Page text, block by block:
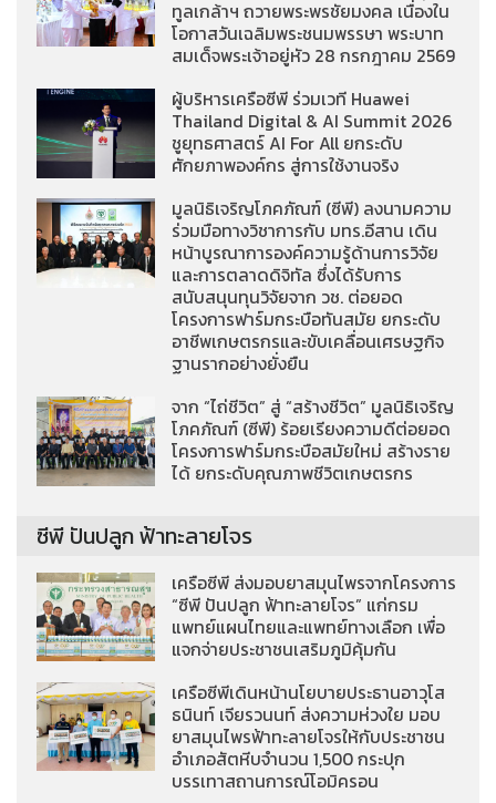
ทูลเกล้าฯ ถวายพระพรชัยมงคล เนื่องใน
โอกาสวันเฉลิมพระชนมพรรษา พระบาท
สมเด็จพระเจ้าอยู่หัว 28 กรกฎาคม 2569
ผู้บริหารเครือซีพี ร่วมเวที Huawei
Thailand Digital & AI Summit 2026
ชูยุทธศาสตร์ AI For All ยกระดับ
ศักยภาพองค์กร สู่การใช้งานจริง
มูลนิธิเจริญโภคภัณฑ์ (ซีพี) ลงนามความ
ร่วมมือทางวิชาการกับ มทร.อีสาน เดิน
หน้าบูรณาการองค์ความรู้ด้านการวิจัย
และการตลาดดิจิทัล ซึ่งได้รับการ
สนับสนุนทุนวิจัยจาก วช. ต่อยอด
โครงการฟาร์มกระบือทันสมัย ยกระดับ
อาชีพเกษตรกรและขับเคลื่อนเศรษฐกิจ
ฐานรากอย่างยั่งยืน
จาก “ไถ่ชีวิต” สู่ “สร้างชีวิต” มูลนิธิเจริญ
โภคภัณฑ์ (ซีพี) ร้อยเรียงความดีต่อยอด
โครงการฟาร์มกระบือสมัยใหม่ สร้างราย
ได้ ยกระดับคุณภาพชีวิตเกษตรกร
ซีพี ปันปลูก ฟ้าทะลายโจร
เครือซีพี ส่งมอบยาสมุนไพรจากโครงการ
“ซีพี ปันปลูก ฟ้าทะลายโจร” แก่กรม
แพทย์แผนไทยและแพทย์ทางเลือก เพื่อ
แจกจ่ายประชาชนเสริมภูมิคุ้มกัน
เครือซีพีเดินหน้านโยบายประธานอาวุโส
ธนินท์ เจียรวนนท์ ส่งความห่วงใย มอบ
ยาสมุนไพรฟ้าทะลายโจรให้กับประชาชน
อำเภอสัตหีบจำนวน 1,500 กระปุก
บรรเทาสถานการณ์โอมิครอน